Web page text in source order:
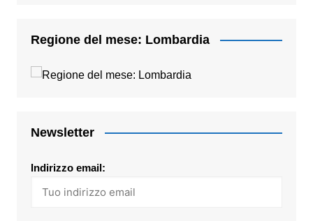
Regione del mese: Lombardia
Newsletter
Indirizzo email: